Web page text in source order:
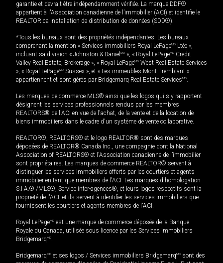
garantie et devrait être indépendamment vérifiée. La marque DDF®
appartient à l'Association canadienne de l’immobilier (ACI) et identifie le
REALTOR.ca Installation de distribution de données (SDD®).
*Tous les bureaux sont des propriétés indépendantes. Les bureaux
comprenant la mention « Services immobiliers Royal LePageMD Ltée »,
incluant sa division « Johnston & Daniel MD », « Royal LePageMD Credit
Valley Real Estate, Brokerage », « Royal LePageMD West Real Estate Services
», « Royal LePageMD Sussex », et « Les immeubles Mont-Tremblant »
appartiennent et sont gérés par Bridgemarq Real Estate ServicesMD.
Les marques de commerce MLS® ainsi que les logos qui s'y rapportent
désignent les services professionnels rendus par les membres
REALTORS® de l'ACI en vue de l'achat, de la vente et de la location de
biens immobiliers dans le cadre d'un système de vente collaborative.
REALTOR®, REALTORS® et le logo REALTOR® sont des marques
déposées de REALTOR® Canada Inc., une compagnie dont la National
Association of REALTORS® et l'Association canadienne de l’immobilier
sont propriétaires. Les marques de commerce REALTOR® servent à
distinguer les services immobiliers offerts par les courtiers et agents
immobilier en tant que membres de l'ACI. Les marques d'homologation
S.I.A.® /MLS®, Service inter-agences®, et leurs logos respectifs sont la
propriété de l'ACI, et ils servent à identifier les services immobiliers que
fournissent les courtiers et agents membres de l'ACI.
Royal LePageMD est une marque de commerce déposée de la Banque
Royale du Canada, utilisée sous licence par les Services immobiliers
BridgemarqMD.
BridgemarqMD et ses logos / Services immobiliers BridgemarqMD sont des